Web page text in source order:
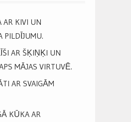
AR KIVI UN
PILDĪJUMU.
AR ŠĶIŅĶI UN
MĀJAS VIRTUVĒ.
AR SVAIGĀM
KŪKA AR